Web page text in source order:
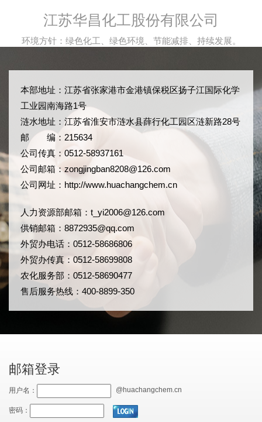
江苏华昌化工股份有限公司
环境方针：绿色化工、绿色环境、节能减排、持续发展。
本部地址：江苏省张家港市金港镇保税区扬子江国际化学
工业园南海路1号
涟水地址：江苏省淮安市涟水县薛行化工园区涟新路28号
邮 编：215634
公司传真：0512-58937161
公司邮箱： zongjingban8208@126.com
公司网址： http://www.huachangchem.cn
人力资源部邮箱： t_yi2006@126.com
供销邮箱：8872935@qq.com
外贸办电话：0512-58686806
外贸办传真：0512-58699808
农化服务部：0512-58690477
售后服务热线：400-8899-350
邮箱登录
用户名： @huachangchem.cn
密码：